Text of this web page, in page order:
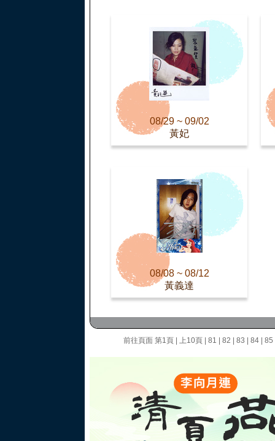
08/29 ~ 09/02
黃妃
08/08 ~ 08/12
黃義達
前往頁面 第1頁 上10頁 81 82 83 84 85